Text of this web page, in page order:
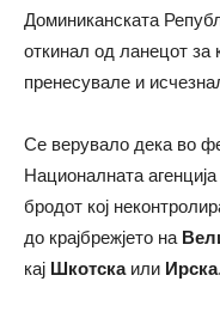
Доминиканската
откинал од ланецот за
пренесувале и
Се верувало дека во
Националната
бродот кој
до крајбрежјето на
кај Шкотскаили Ирска.